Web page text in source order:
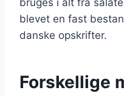
blevet en fast
danske opskrifter.
Forskellige